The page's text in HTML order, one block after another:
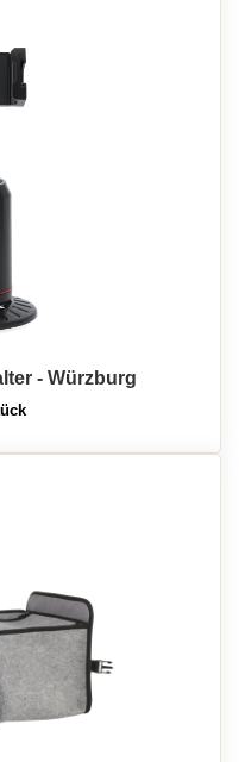
- Würzburg